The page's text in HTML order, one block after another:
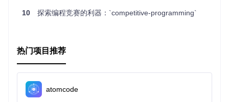
10 探索编程竞赛的利器：`competitive-programming`
热门项目推荐
atomcode